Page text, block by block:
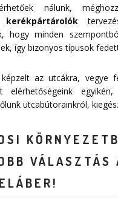
nálunk,
kerékpártárolók
hogy minden
így bizonyos típusok
az utcákra, vegye
elérhetőségeink
utcabútorainkról,
VÁLASZTÁS